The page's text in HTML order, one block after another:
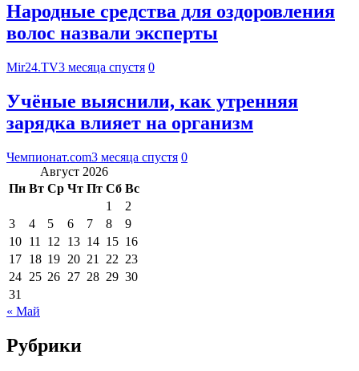
Народные средства для оздоровления
волос назвали эксперты
Mir24.TV3 месяца спустя 0
Учёные выяснили, как утренняя
зарядка влияет на организм
Чемпионат.com3 месяца спустя 0
Август 2026
Пн Вт Ср Чт Пт Сб Вс
1
2
3
4 5 6 7 8
9
10 11 12 13 14 15 16
17 18 19 20 21 22 23
24 25 26 27 28 29 30
31
« Май
Рубрики